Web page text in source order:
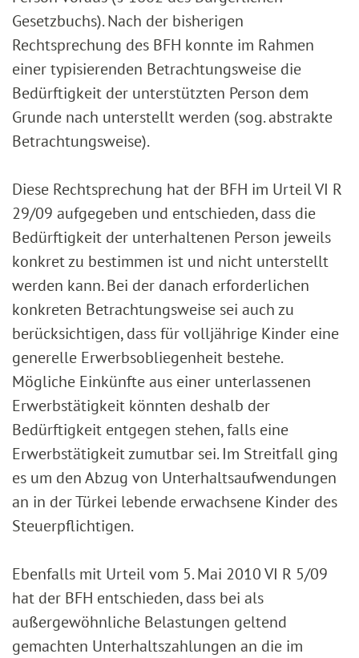
Gesetzbuchs). Nach der bisherigen
Rechtsprechung des BFH konnte im Rahmen
einer typisierenden Betrachtungsweise die
Bedürftigkeit der unterstützten Person dem
Grunde nach unterstellt werden (sog. abstrakte
Betrachtungsweise).
Diese Rechtsprechung hat der BFH im Urteil VI R
29/09 aufgegeben und entschieden, dass die
Bedürftigkeit der unterhaltenen Person jeweils
konkret zu bestimmen ist und nicht unterstellt
werden kann. Bei der danach erforderlichen
konkreten Betrachtungsweise sei auch zu
berücksichtigen, dass für volljährige Kinder eine
generelle Erwerbsobliegenheit bestehe.
Mögliche Einkünfte aus einer unterlassenen
Erwerbstätigkeit könnten deshalb der
Bedürftigkeit entgegen stehen, falls eine
Erwerbstätigkeit zumutbar sei. Im Streitfall ging
es um den Abzug von Unterhaltsaufwendungen
an in der Türkei lebende erwachsene Kinder des
Steuerpflichtigen.
Ebenfalls mit Urteil vom 5. Mai 2010 VI R 5/09
hat der BFH entschieden, dass bei als
außergewöhnliche Belastungen geltend
gemachten Unterhaltszahlungen an die im